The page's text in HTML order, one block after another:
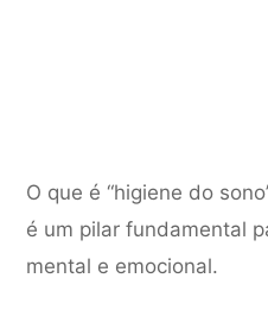
O que é “higiene do
é um pilar fundamental
mental e emocional.